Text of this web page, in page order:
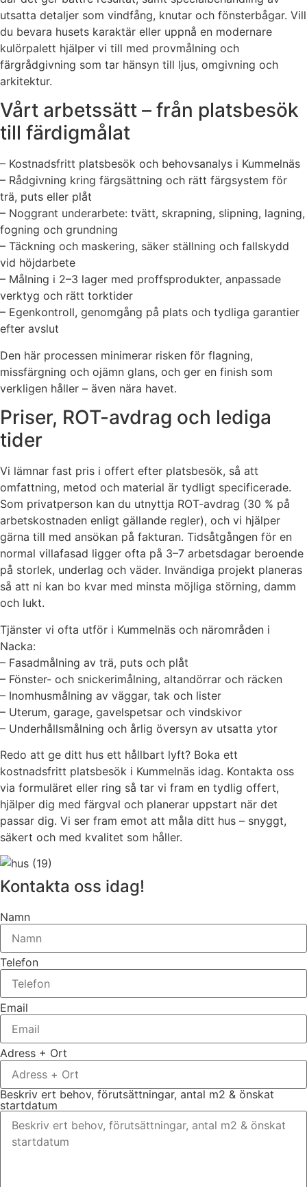
utsatta detaljer som vindfång, knutar och fönsterbågar. Vill
du bevara husets karaktär eller uppnå en modernare
kulörpalett hjälper vi till med provmålning och
färgrådgivning som tar hänsyn till ljus, omgivning och
arkitektur.
Vårt arbetssätt – från platsbesök
till färdigmålat
– Kostnadsfritt platsbesök och behovsanalys i Kummelnäs
– Rådgivning kring färgsättning och rätt färgsystem för
trä, puts eller plåt
– Noggrant underarbete: tvätt, skrapning, slipning, lagning,
fogning och grundning
– Täckning och maskering, säker ställning och fallskydd
vid höjdarbete
– Målning i 2–3 lager med proffsprodukter, anpassade
verktyg och rätt torktider
– Egenkontroll, genomgång på plats och tydliga garantier
efter avslut
Den här processen minimerar risken för flagning,
missfärgning och ojämn glans, och ger en finish som
verkligen håller – även nära havet.
Priser, ROT-avdrag och lediga
tider
Vi lämnar fast pris i offert efter platsbesök, så att
omfattning, metod och material är tydligt specificerade.
Som privatperson kan du utnyttja ROT-avdrag (30 % på
arbetskostnaden enligt gällande regler), och vi hjälper
gärna till med ansökan på fakturan. Tidsåtgången för en
normal villafasad ligger ofta på 3–7 arbetsdagar beroende
på storlek, underlag och väder. Invändiga projekt planeras
så att ni kan bo kvar med minsta möjliga störning, damm
och lukt.
Tjänster vi ofta utför i Kummelnäs och närområden i
Nacka:
– Fasadmålning av trä, puts och plåt
– Fönster- och snickerimålning, altandörrar och räcken
– Inomhusmålning av väggar, tak och lister
– Uterum, garage, gavelspetsar och vindskivor
– Underhållsmålning och årlig översyn av utsatta ytor
Redo att ge ditt hus ett hållbart lyft? Boka ett
kostnadsfritt platsbesök i Kummelnäs idag. Kontakta oss
via formuläret eller ring så tar vi fram en tydlig offert,
hjälper dig med färgval och planerar uppstart när det
passar dig. Vi ser fram emot att måla ditt hus – snyggt,
säkert och med kvalitet som håller.
Kontakta oss idag!
Namn
Telefon
Email
Adress + Ort
Beskriv ert behov, förutsättningar, antal m2 & önskat
startdatum